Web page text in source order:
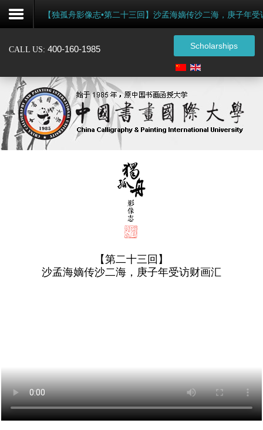
Home
About
Support
【独孤舟影像志•第二十三回】沙孟海嫡传沙二海，庚子年受
CALL US:400-160-1985 Scholarships
【第二十三回】
沙孟海嫡传沙二海，庚子年受访财画汇